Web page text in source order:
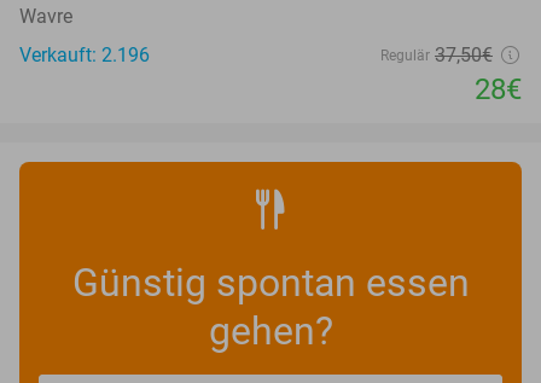
Wavre
Verkauft: 2.196
Regulär 37,50€
28€
Günstig spontan essen
gehen?